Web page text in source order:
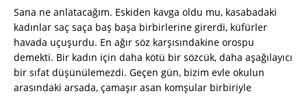
Sana ne anlatacağım. Eskiden kavga oldu mu, kasabadaki
kadınlar saç saça baş başa birbirlerine girerdi, küfürler
havada uçuşurdu. En ağır söz karşısındakine orospu
demekti. Bir kadın için daha kötü bir sözcük, daha aşağılayıcı
bir sıfat düşünülemezdi. Geçen gün, bizim evle okulun
arasındaki arsada, çamaşır asan komşular birbiriyle